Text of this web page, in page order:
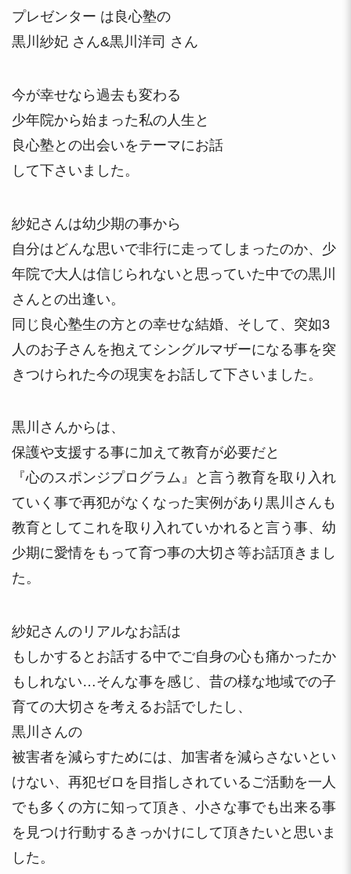
プレゼンター は良心塾の
黒川紗妃 さん&黒川洋司 さん
今が幸せなら過去も変わる
少年院から始まった私の人生と
良心塾との出会いをテーマにお話
して下さいました。
紗妃さんは幼少期の事から
自分はどんな思いで非行に走ってしまったのか、少
年院で大人は信じられないと思っていた中での黒川
さんとの出逢い。
同じ良心塾生の方との幸せな結婚、そして、突如3
人のお子さんを抱えてシングルマザーになる事を突
きつけられた今の現実をお話して下さいました。
黒川さんからは、
保護や支援する事に加えて教育が必要だと
『心のスポンジプログラム』と言う教育を取り入れ
ていく事で再犯がなくなった実例があり黒川さんも
教育としてこれを取り入れていかれると言う事、幼
少期に愛情をもって育つ事の大切さ等お話頂きまし
た。
紗妃さんのリアルなお話は
もしかするとお話する中でご自身の心も痛かったか
もしれない…そんな事を感じ、昔の様な地域での子
育ての大切さを考えるお話でしたし、
黒川さんの
被害者を減らすためには、加害者を減らさないとい
けない、再犯ゼロを目指しされているご活動を一人
でも多くの方に知って頂き、小さな事でも出来る事
を見つけ行動するきっかけにして頂きたいと思いま
した。